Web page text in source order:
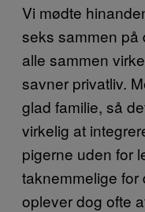
Vi mødte
seks sammen
alle sammen
savner privatliv.
glad familie, så
virkelig at
pigerne uden for
taknemmelige
oplever dog ofte